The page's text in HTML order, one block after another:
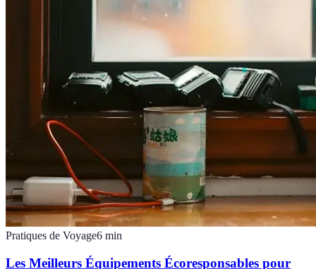
Pratiques de Voyage6 min
Les Meilleurs Équipements Écoresponsables pour